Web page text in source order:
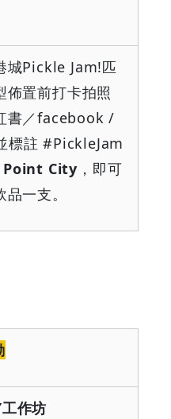
城Pickle Jam!匹
佈置前打卡拍照
書／facebook /
標註 #PickleJam
Point City ，即可
一支。
工作坊